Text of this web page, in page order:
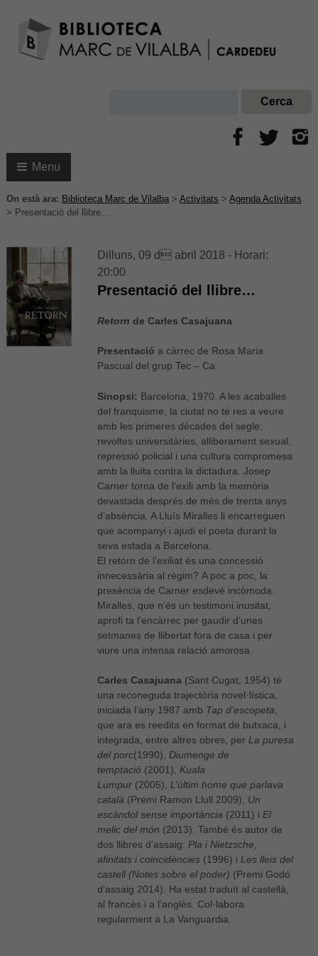
Menu
On està ara: Biblioteca Marc de Vilalba> Activitats > Agenda Activitats
> Presentació del llibre…
Dilluns, 09 d abril 2018 - Horari:
20:00
Presentació del llibre…
Retorn de Carles Casajuana
Presentació a càrrec de Rosa Maria
Pascual del grup Tec – Ca
Sinopsi: Barcelona, 1970. A les acaballes
del franquisme, la ciutat no té res a veure
amb les primeres dècades del segle:
revoltes universitàries, alliberament sexual,
repressió policial i una cultura compromesa
amb la lluita contra la dictadura. Josep
Carner torna de l’exili amb la memòria
devastada després de més de trenta anys
d’absència. A Lluís Miralles li encarreguen
que acompanyi i ajudi el poeta durant la
seva estada a Barcelona.
El retorn de l’exiliat és una concessió
innecessària al règim? A poc a poc, la
presència de Carner esdevé incòmoda.
Miralles, que n’és un testimoni inusitat,
aprofi ta l’encàrrec per gaudir d’unes
setmanes de llibertat fora de casa i per
viure una intensa relació amorosa.
Carles Casajuana (Sant Cugat, 1954) té
una reconeguda trajectòria novel·lística,
iniciada l’any 1987 amb Tap d’escopeta,
que ara es reedita en format de butxaca, i
integrada, entre altres obres, perLa puresa
del porc(1990),Diumenge de
temptació (2001), Kuala
Lumpur (2005), L’últim home que parlava
català (Premi Ramon Llull 2009), Un
escàndol sense importància (2011) iEl
melic del món (2013). També és autor de
dos llibres d’assaig:Pla i Nietzsche,
afinitats i coincidències (1996) iLes lleis del
castell (Notes sobre el poder) (Premi Godó
d’assaig 2014). Ha estat traduït al castellà,
al francès i a l’anglès. Col·labora
regularment a La Vanguardia.